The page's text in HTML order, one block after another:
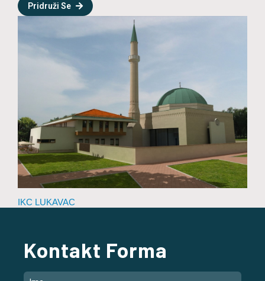
Pridruži Se
IKC LUKAVAC
Kontakt Forma